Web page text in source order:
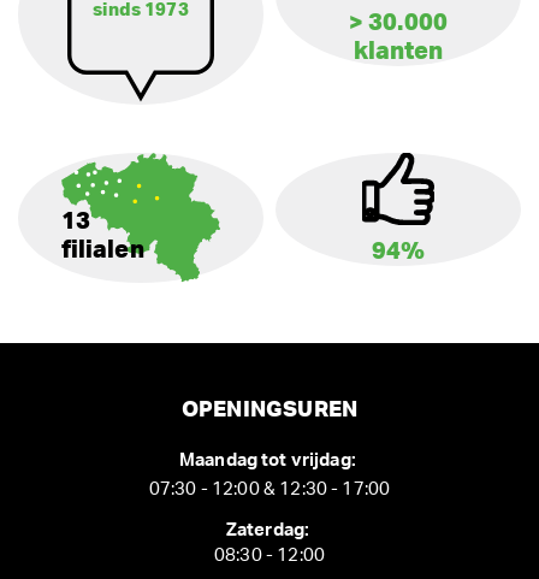
sinds 1973
> 30.000
klanten
13
filialen
94%
OPENINGSUREN
Maandag tot vrijdag:
07:30 - 12:00 & 12:30 - 17:00
Zaterdag:
08:30 - 12:00